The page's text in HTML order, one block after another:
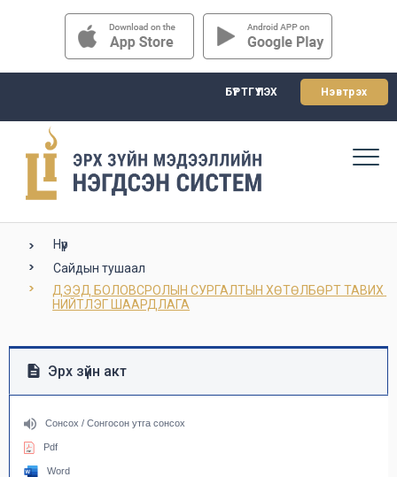
БҮРТГҮҮЛЭХ Нэвтрэх
Нүүр
Сайдын тушаал
ДЭЭД БОЛОВСРОЛЫН СУРГАЛТЫН ХӨТӨЛБӨРТ ТАВИХ
НИЙТЛЭГ ШААРДЛАГА
Эрх зүйн акт
Сонсох / Сонгосон утга сонсох
Pdf
Word